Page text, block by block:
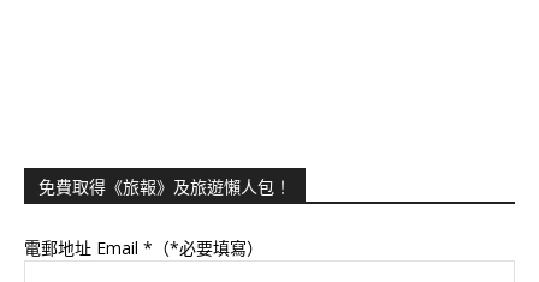
免費取得《旅報》及旅遊懶人包！
電郵地址 Email *（*必要填寫）